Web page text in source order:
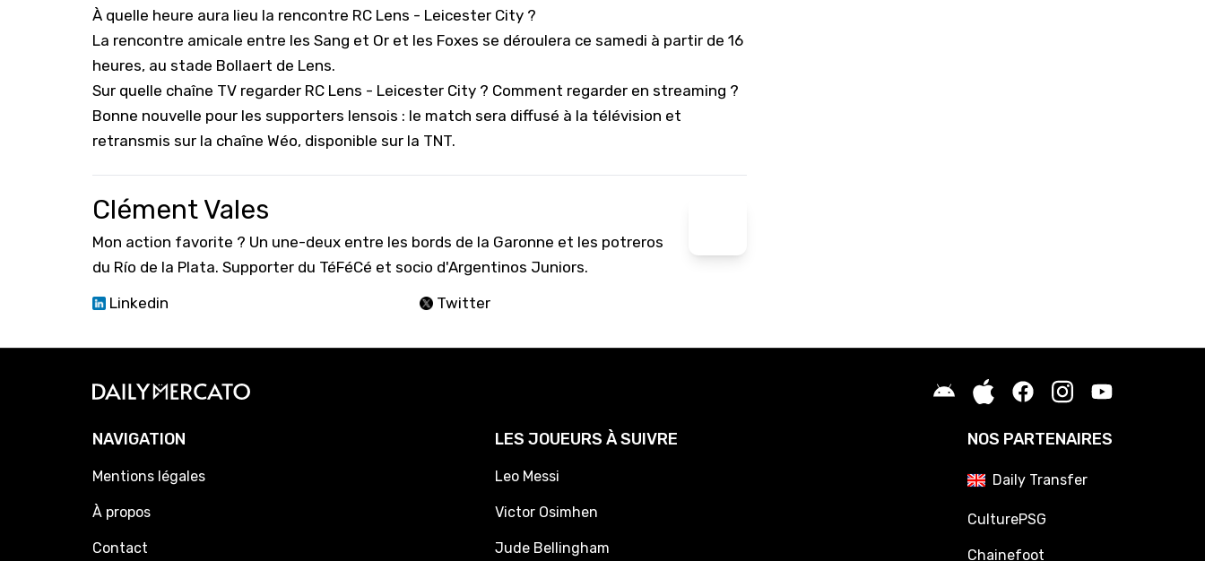
À quelle heure aura lieu la rencontre RC Lens - Leicester City ?
La rencontre amicale entre les Sang et Or et les Foxes se déroulera ce samedi à partir de 16
heures, au stade Bollaert de Lens.
Sur quelle chaîne TV regarder RC Lens - Leicester City ? Comment regarder en streaming ?
Bonne nouvelle pour les supporters lensois : le match sera diffusé à la télévision et
retransmis sur la chaîne Wéo, disponible sur la TNT.
Clément Vales
Mon action favorite ? Un une-deux entre les bords de la Garonne et les potreros
du Río de la Plata. Supporter du TéFéCé et socio d'Argentinos Juniors.
Linkedin
Twitter
NAVIGATION
Mentions légales
À propos
Contact
LES JOUEURS À SUIVRE
Leo Messi
Victor Osimhen
Jude Bellingham
NOS PARTENAIRES
Daily Transfer
CulturePSG
Chainefoot